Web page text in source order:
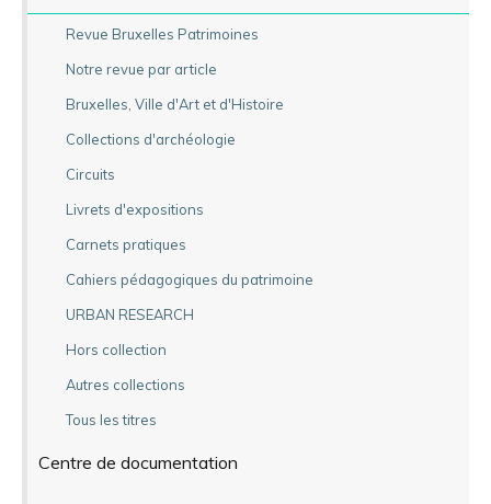
Revue Bruxelles Patrimoines
Notre revue par article
Bruxelles, Ville d'Art et d'Histoire
Collections d'archéologie
Circuits
Livrets d'expositions
Carnets pratiques
Cahiers pédagogiques du patrimoine
URBAN RESEARCH
Hors collection
Autres collections
Tous les titres
Centre de documentation